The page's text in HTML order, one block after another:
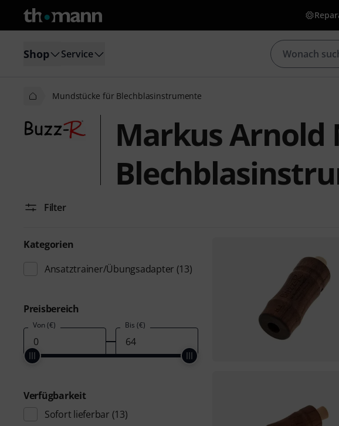
Shop Service
Mundstücke für Blechblasinstrumente
Markus
Filter
Kategorien
Ansatztrainer/Übungsadapter (13)
Preisbereich
Von (€) Bis (€)
Verfügbarkeit
Sofort lieferbar (13)